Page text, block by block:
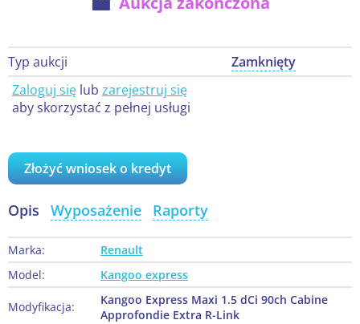
Typ aukcji
Zamknięty
Zaloguj się lub zarejestruj się
aby skorzystać z pełnej usługi
Złożyć wniosek o kredyt
Opis Wyposażenie Raporty
Marka:
Renault
Model:
Kangoo express
Modyfikacja:
Kangoo Express Maxi 1.5 dCi 90ch Cabine
Approfondie Extra R-Link